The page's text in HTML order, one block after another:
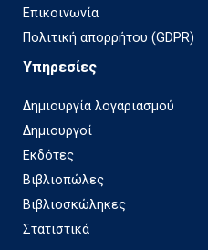
Επικοινωνία
Πολιτική απορρήτου (GDPR)
Υπηρεσίες
Δημιουργία λογαριασμού
Δημιουργοί
Εκδότες
Βιβλιοπώλες
Βιβλιοσκώληκες
Στατιστικά